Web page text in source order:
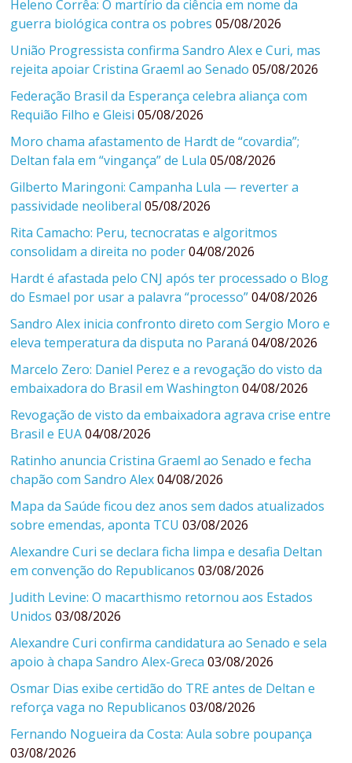
Heleno Corrêa: O martírio da ciência em nome da
guerra biológica contra os pobres 05/08/2026
União Progressista confirma Sandro Alex e Curi, mas
rejeita apoiar Cristina Graeml ao Senado 05/08/2026
Federação Brasil da Esperança celebra aliança com
Requião Filho e Gleisi 05/08/2026
Moro chama afastamento de Hardt de “covardia”;
Deltan fala em “vingança” de Lula 05/08/2026
Gilberto Maringoni: Campanha Lula — reverter a
passividade neoliberal 05/08/2026
Rita Camacho: Peru, tecnocratas e algoritmos
consolidam a direita no poder 04/08/2026
Hardt é afastada pelo CNJ após ter processado o Blog
do Esmael por usar a palavra “processo” 04/08/2026
Sandro Alex inicia confronto direto com Sergio Moro e
eleva temperatura da disputa no Paraná 04/08/2026
Marcelo Zero: Daniel Perez e a revogação do visto da
embaixadora do Brasil em Washington 04/08/2026
Revogação de visto da embaixadora agrava crise entre
Brasil e EUA 04/08/2026
Ratinho anuncia Cristina Graeml ao Senado e fecha
chapão com Sandro Alex 04/08/2026
Mapa da Saúde ficou dez anos sem dados atualizados
sobre emendas, aponta TCU 03/08/2026
Alexandre Curi se declara ficha limpa e desafia Deltan
em convenção do Republicanos 03/08/2026
Judith Levine: O macarthismo retornou aos Estados
Unidos 03/08/2026
Alexandre Curi confirma candidatura ao Senado e sela
apoio à chapa Sandro Alex-Greca 03/08/2026
Osmar Dias exibe certidão do TRE antes de Deltan e
reforça vaga no Republicanos 03/08/2026
Fernando Nogueira da Costa: Aula sobre poupança
03/08/2026